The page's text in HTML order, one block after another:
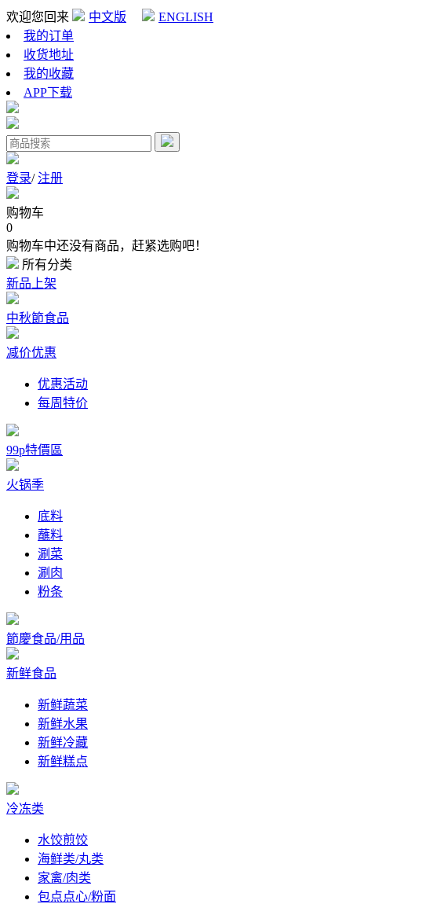
欢迎您回来 中文版
ENGLISH
我的订单
收货地址
我的收藏
APP下载
登录/注册
购物车
0
购物车中还没有商品，赶紧选购吧！
所有分类
新品上架
中秋節食品
减价优惠
优惠活动
每周特价
99p特價區
火锅季
底料
蘸料
涮菜
涮肉
粉条
節慶食品/用品
新鲜食品
新鲜蔬菜
新鲜水果
新鲜冷藏
新鲜糕点
冷冻类
水饺煎饺
海鲜类/丸类
家禽/肉类
包点点心/粉面